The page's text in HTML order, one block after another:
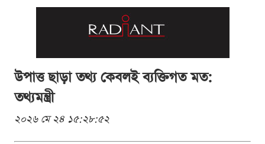
উপাত্ত ছাড়া তথ্য কেবলই ব্যক্তিগত মত:
তথ্যমন্ত্রী
২০২৬ মে ২৪ ১৫:২৮:৫২